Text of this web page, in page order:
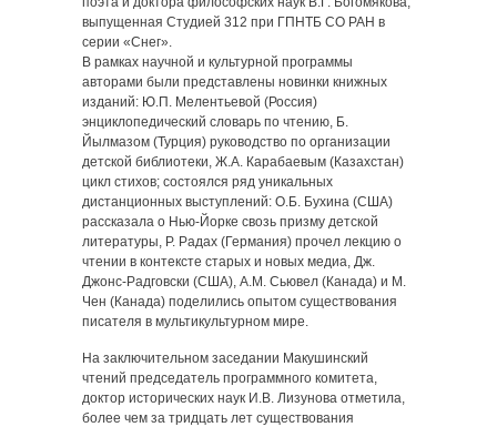
выпущенная Студией 312 при ГПНТБ СО РАН в
серии «Снег».
В рамках научной и культурной программы
авторами были представлены новинки книжных
изданий: Ю.П. Мелентьевой (Россия)
энциклопедический словарь по чтению, Б.
Йылмазом (Турция) руководство по организации
детской библиотеки, Ж.А. Карабаевым (Казахстан)
цикл стихов; состоялся ряд уникальных
дистанционных выступлений: О.Б. Бухина (США)
рассказала о Нью-Йорке свозь призму детской
литературы, Р. Радах (Германия) прочел лекцию о
чтении в контексте старых и новых медиа, Дж.
Джонс-Радговски (США), А.М. Сьювел (Канада) и М.
Чен (Канада) поделились опытом существования
писателя в мультикультурном мире.
На заключительном заседании Макушинский
чтений председатель программного комитета,
доктор исторических наук И.В. Лизунова отметила,
более чем за тридцать лет существования